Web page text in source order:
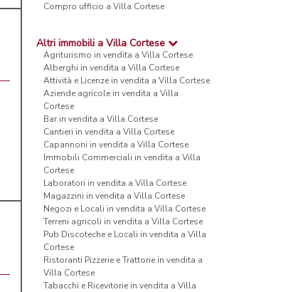
Compro ufficio a Villa Cortese
Altri immobili a Villa Cortese
Agriturismo in vendita a Villa Cortese
Alberghi in vendita a Villa Cortese
Attività e Licenze in vendita a Villa Cortese
Aziende agricole in vendita a Villa
Cortese
Bar in vendita a Villa Cortese
Cantieri in vendita a Villa Cortese
Capannoni in vendita a Villa Cortese
Immobili Commerciali in vendita a Villa
Cortese
Laboratori in vendita a Villa Cortese
Magazzini in vendita a Villa Cortese
Negozi e Locali in vendita a Villa Cortese
Terreni agricoli in vendita a Villa Cortese
Pub Discoteche e Locali in vendita a Villa
Cortese
Ristoranti Pizzerie e Trattorie in vendita a
Villa Cortese
Tabacchi e Ricevitorie in vendita a Villa